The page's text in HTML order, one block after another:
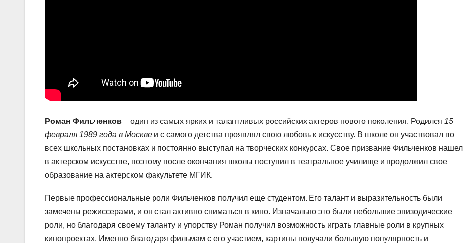
Роман Фильченков – один из самых ярких и талантливых российских актеров нового поколения. Родился 15
февраля 1989 года в Москве и с самого детства проявлял свою любовь к искусству. В школе он участвовал во
всех школьных постановках и постоянно выступал на творческих конкурсах. Свое призвание Фильченков нашел
в актерском искусстве, поэтому после окончания школы поступил в театральное училище и продолжил свое
образование на актерском факультете МГИК.
Первые профессиональные роли Фильченков получил еще студентом. Его талант и выразительность были
замечены режиссерами, и он стал активно сниматься в кино. Изначально это были небольшие эпизодические
роли, но благодаря своему таланту и упорству Роман получил возможность играть главные роли в крупных
кинопроектах. Именно благодаря фильмам с его участием, картины получали большую популярность и